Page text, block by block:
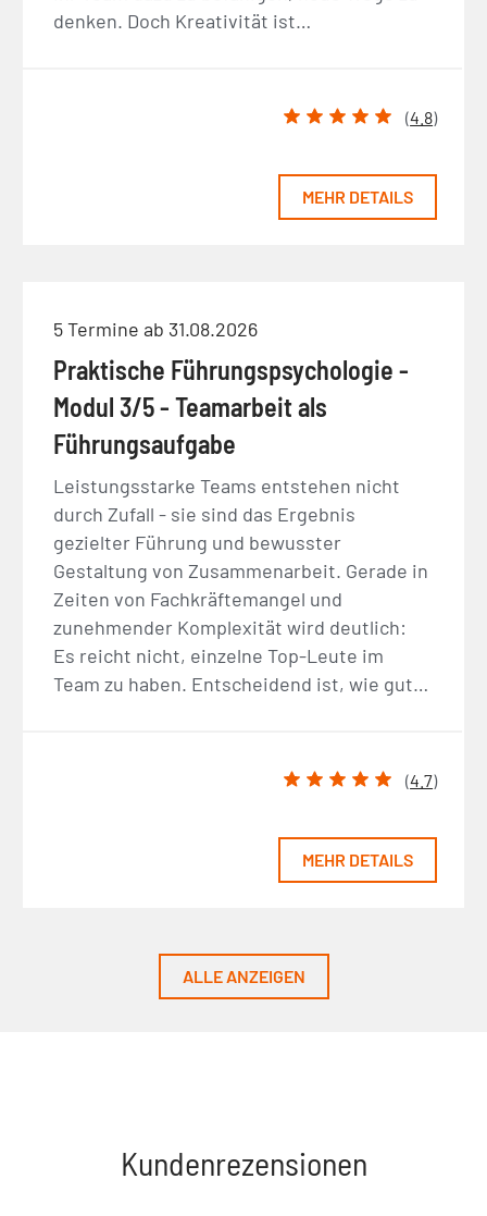
denken. Doch Kreativität ist…
(4.8)
MEHR DETAILS
5 Termine ab 31.08.2026
Praktische Führungspsychologie -
Modul 3/5 - Teamarbeit als
Führungsaufgabe
Leistungsstarke Teams entstehen nicht
durch Zufall - sie sind das Ergebnis
gezielter Führung und bewusster
Gestaltung von Zusammenarbeit. Gerade in
Zeiten von Fachkräftemangel und
zunehmender Komplexität wird deutlich:
Es reicht nicht, einzelne Top-Leute im
Team zu haben. Entscheidend ist, wie gut…
(4.7)
MEHR DETAILS
ALLE ANZEIGEN
Kundenrezensionen